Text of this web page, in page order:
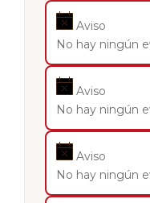
Aviso
No hay ningún
Aviso
No hay ningún
Aviso
No hay ningún